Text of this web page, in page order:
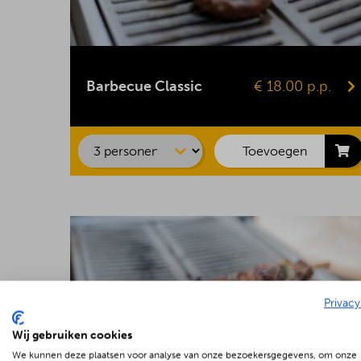
Barbecue Classic € 18.00 p.p.
Hamburger
Toevoegen
Wij gebruiken cookies
We kunnen deze plaatsen voor analyse van onze bezoekersgegevens, om onze